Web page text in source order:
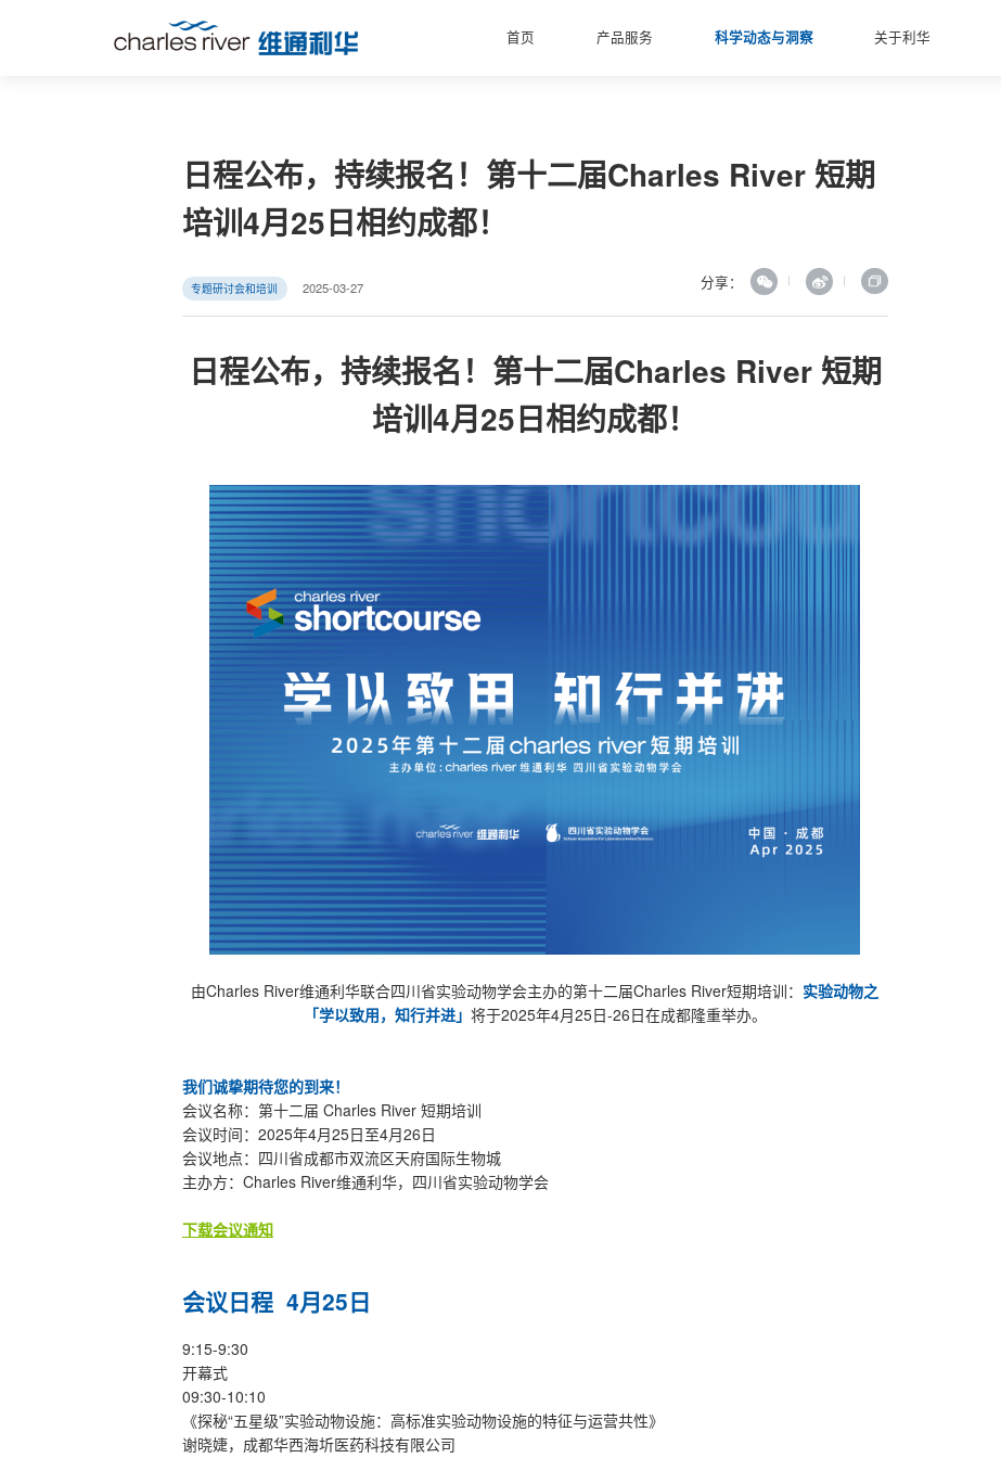
首页 产品服务 科学动态与洞察 关于利华
日程公布，持续报名！第十二届Charles River 短期
培训4月25日相约成都！
专题研讨会和培训 2025-03-27 分享：
日程公布，持续报名！第十二届Charles River 短期
培训4月25日相约成都！
由Charles River维通利华联合四川省实验动物学会主办的第十二届Charles River短期培训： 实验动物之
「学以致用，知行并进」 将于2025年4月25日-26日在成都隆重举办。
我们诚挚期待您的到来！
会议名称：第十二届 Charles River 短期培训
会议时间：2025年4月25日至4月26日
会议地点：四川省成都市双流区天府国际生物城
主办方：Charles River维通利华，四川省实验动物学会
下载会议通知
会议日程 4月25日
9:15-9:30
开幕式
09:30-10:10
《探秘“五星级”实验动物设施：高标准实验动物设施的特征与运营共性》
谢晓婕，成都华西海圻医药科技有限公司